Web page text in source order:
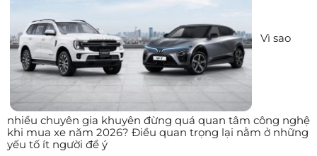
Vì sao
nhiều chuyên gia khuyên đừng quá quan tâm công nghệ
khi mua xe năm 2026? Điều quan trọng lại nằm ở những
yếu tố ít người để ý